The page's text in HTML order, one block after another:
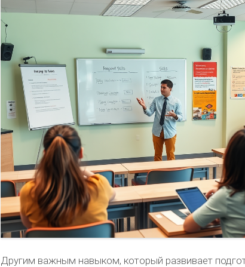
Другим важным навыком, который развивает